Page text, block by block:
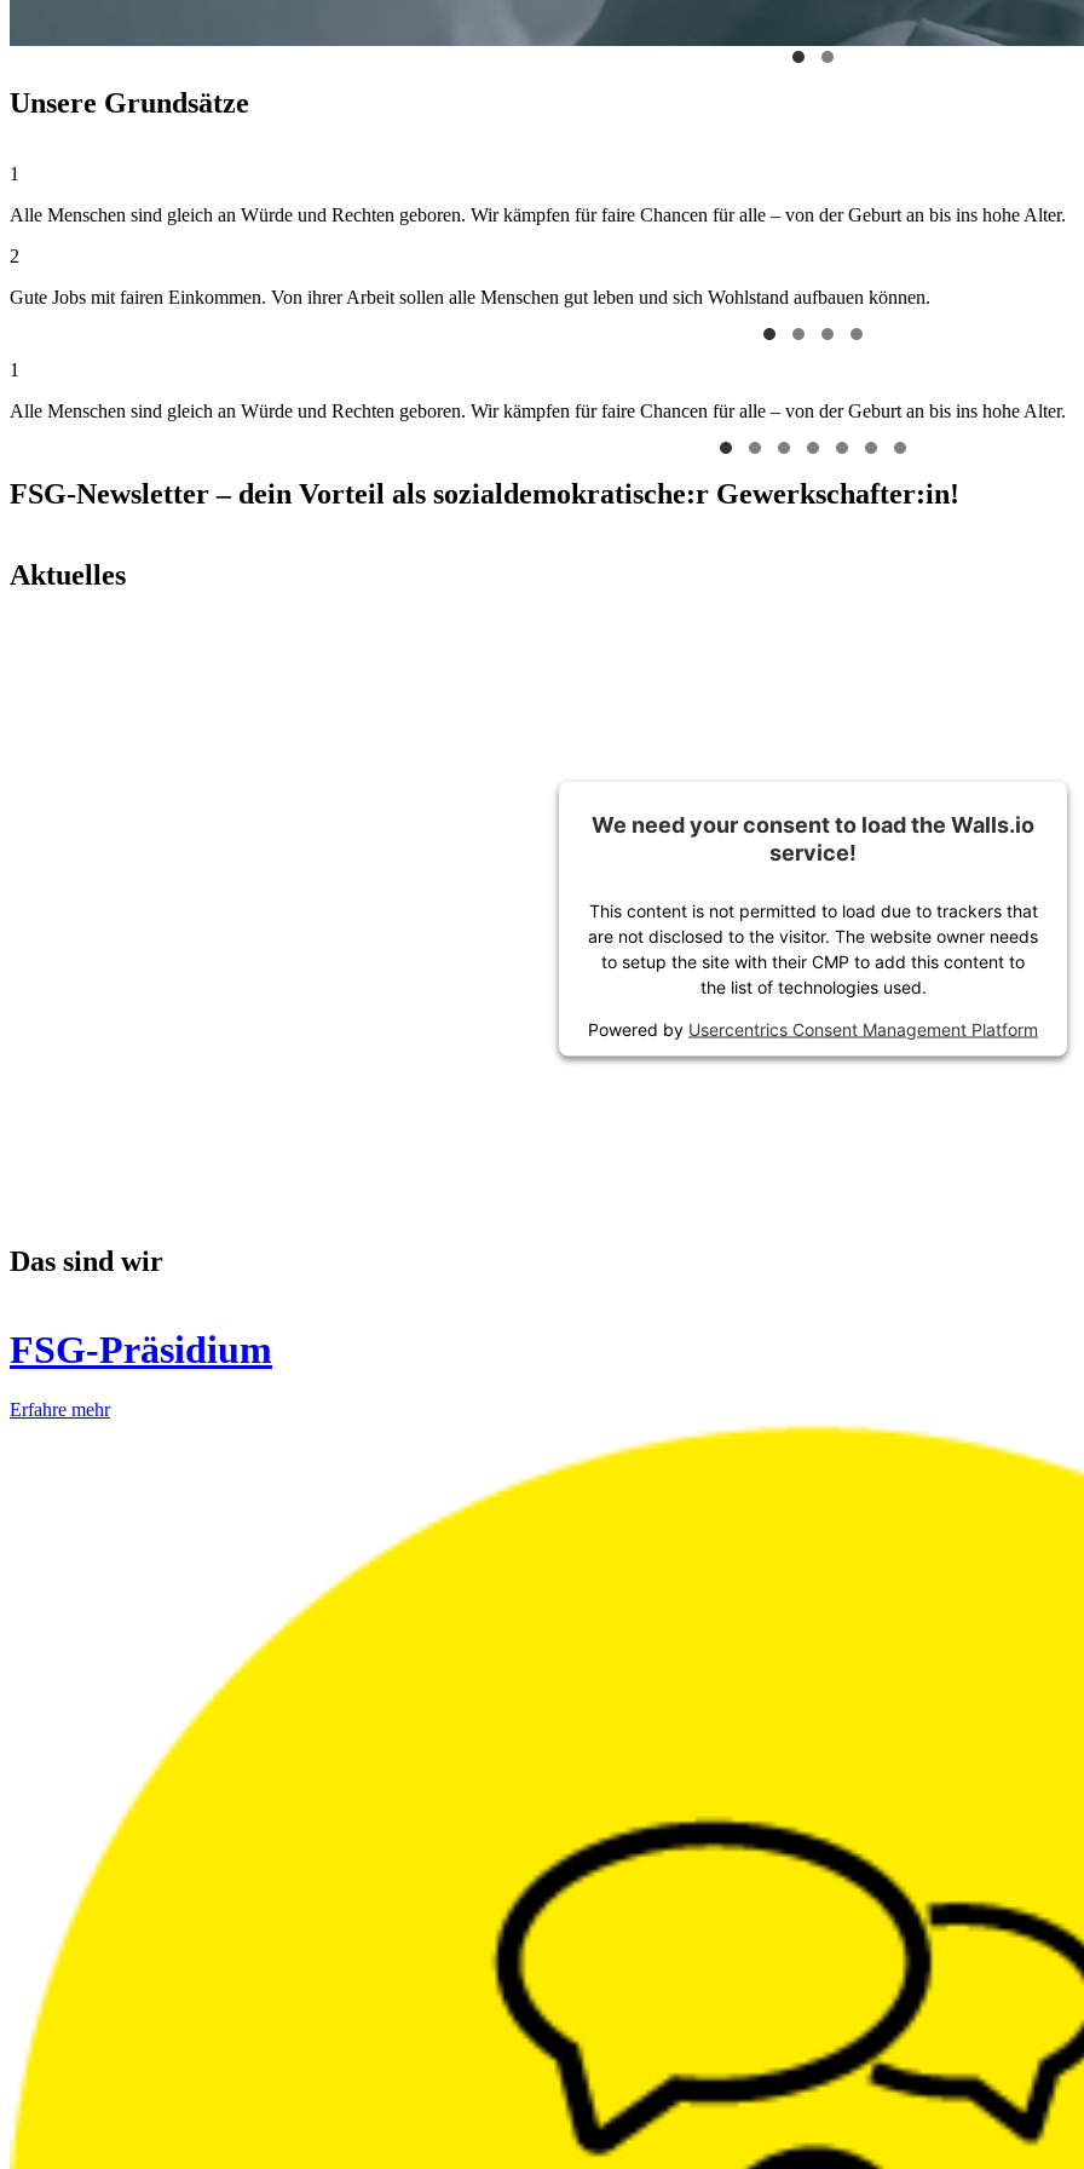
Unsere Grundsätze
1
Alle Menschen sind gleich an Würde und Rechten geboren. Wir kämpfen für faire Chancen für alle – von der Geburt an bis ins hohe Alter.
2
Gute Jobs mit fairen Einkommen. Von ihrer Arbeit sollen alle Menschen gut leben und sich Wohlstand aufbauen können.
1
Alle Menschen sind gleich an Würde und Rechten geboren. Wir kämpfen für faire Chancen für alle – von der Geburt an bis ins hohe Alter.
FSG-Newsletter – dein Vorteil als sozialdemokratische:r Gewerkschafter:in!
Aktuelles
We need your consent to load the Walls.io
service!
This content is not permitted to load due to trackers that
are not disclosed to the visitor. The website owner needs
to setup the site with their CMP to add this content to
the list of technologies used.
Powered by Usercentrics Consent Management Platform
Das sind wir
FSG-Präsidium
Erfahre mehr